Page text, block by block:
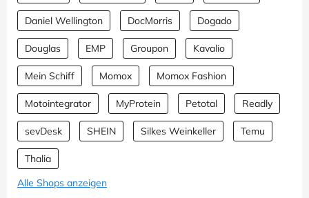
Daniel Wellington DocMorris Dogado
Douglas EMP Groupon Kavalio
Mein Schiff Momox Momox Fashion
Motointegrator MyProtein Petotal Readly
sevDesk SHEIN Silkes Weinkeller Temu
Thalia
Alle Shops anzeigen